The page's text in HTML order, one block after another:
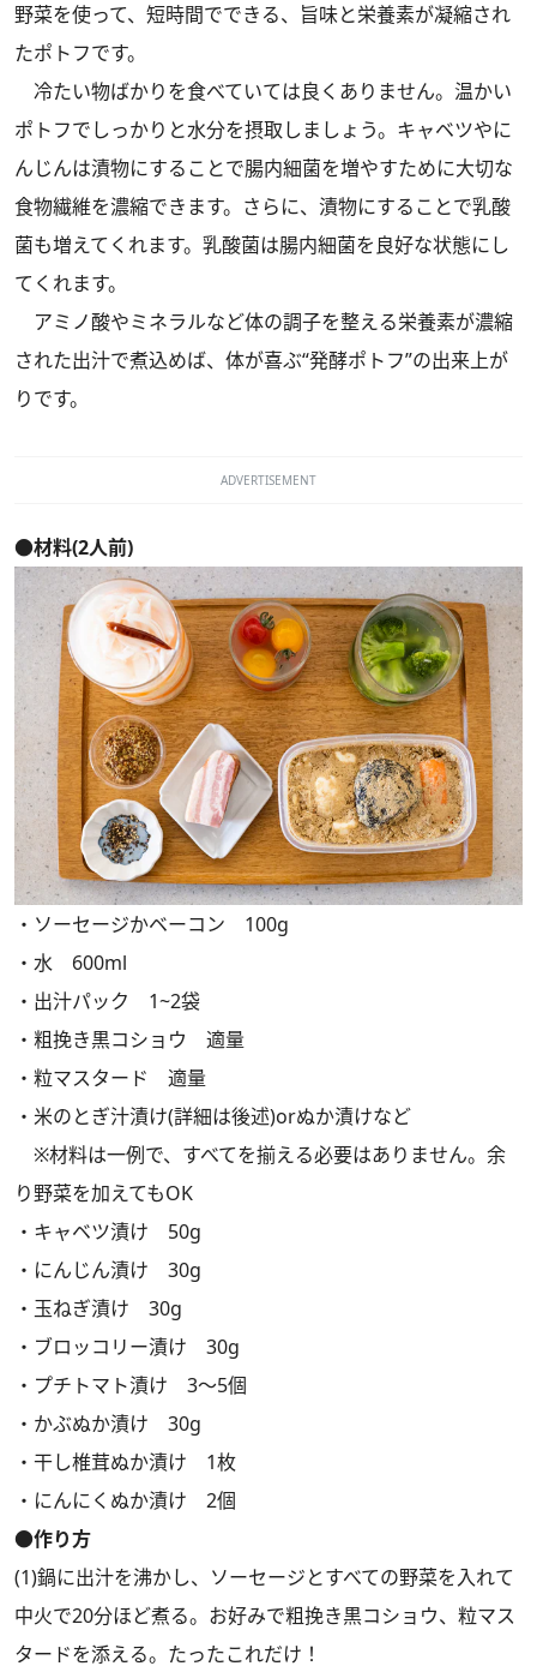
野菜を使って、短時間でできる、旨味と栄養素が凝縮され
たポトフです。
冷たい物ばかりを食べていては良くありません。温かい
ポトフでしっかりと水分を摂取しましょう。キャベツやに
んじんは漬物にすることで腸内細菌を増やすために大切な
食物繊維を濃縮できます。さらに、漬物にすることで乳酸
菌も増えてくれます。乳酸菌は腸内細菌を良好な状態にし
てくれます。
アミノ酸やミネラルなど体の調子を整える栄養素が濃縮
された出汁で煮込めば、体が喜ぶ“発酵ポトフ”の出来上が
りです。
ADVERTISEMENT
●材料(2人前)
・ソーセージかベーコン 100g
・水 600ml
・出汁パック 1~2袋
・粗挽き黒コショウ 適量
・粒マスタード 適量
・米のとぎ汁漬け(詳細は後述)orぬか漬けなど
※材料は一例で、すべてを揃える必要はありません。余
り野菜を加えてもOK
・キャベツ漬け 50g
・にんじん漬け 30g
・玉ねぎ漬け 30g
・ブロッコリー漬け 30g
・プチトマト漬け 3～5個
・かぶぬか漬け 30g
・干し椎茸ぬか漬け 1枚
・にんにくぬか漬け 2個
●作り方
(1)鍋に出汁を沸かし、ソーセージとすべての野菜を入れて
中火で20分ほど煮る。お好みで粗挽き黒コショウ、粒マス
タードを添える。たったこれだけ！